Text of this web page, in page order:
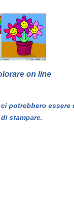
on line
potrebbero
stampare.